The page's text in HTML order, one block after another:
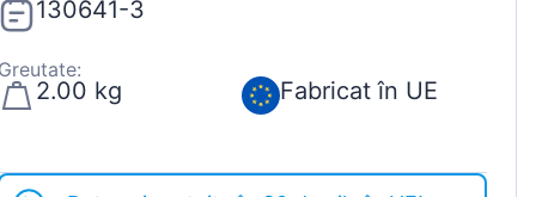
130641-3
2.00 kg Fabricat în UE